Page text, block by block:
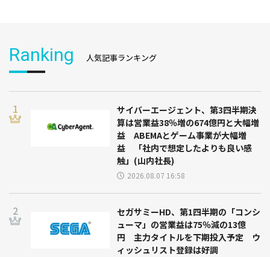
Ranking 人気記事ランキング
サイバーエージェント、第3四半期決
算は営業益38％増の674億円と大幅増
益 ABEMAとゲーム事業が大幅増
益 「社内で想定したよりも良い感
触」(山内社長)
2026.08.07 16:58
セガサミーHD、第1四半期の「コンシ
ューマ」の営業益は75％減の13億
円 主力タイトルを下期投入予定 ウ
ィッシュリスト登録は好調